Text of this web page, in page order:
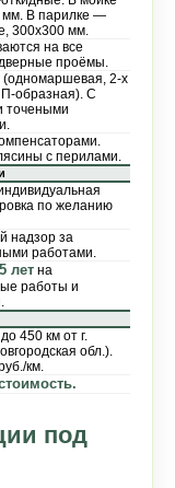
В парилке —
300х300 мм.
на все
проёмы.
(одномаршевая, 2-х
образная). С
точеными
с перилами.
по желанию
надзор за
работами.
лет на
работы и
450 км от г.
обл.).
км.
под